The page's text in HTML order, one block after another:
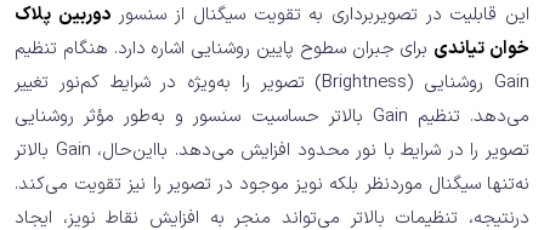
این قابلیت در تصویربرداری به تقویت سیگنال از سنسور دوربین پلاک
خوان تیاندی برای جبران سطوح پایین روشنایی اشاره دارد. هنگام تنظیم
Gain روشنایی (Brightness) تصویر را به‌ویژه در شرایط کم‌نور تغییر
می‌دهد. تنظیم Gain بالاتر حساسیت سنسور و به‌طور مؤثر روشنایی
تصویر را در شرایط با نور محدود افزایش می‌دهد. بااین‌حال، Gain بالاتر
نه‌تنها سیگنال موردنظر بلکه نویز موجود در تصویر را نیز تقویت می‌کند.
درنتیجه، تنظیمات بالاتر می‌تواند منجر به افزایش نقاط نویز، ایجاد